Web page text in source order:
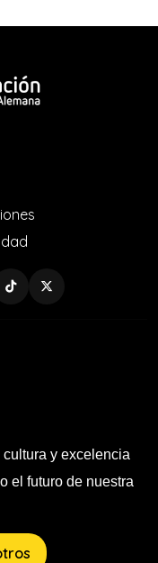
y excelencia
el futuro de nuestra